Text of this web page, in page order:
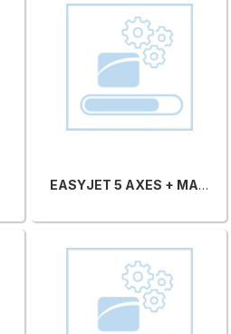
EASYJET 5 AXES + MANUAL NESTING + JDE DDX